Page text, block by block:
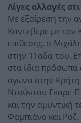
Λίγες αλλαγές
Με εξαίρεση την
Καντεβέρε με τον
επίθεσης, ο
στην 11αδα του.
στα ίδια
αγώνα στην Κρήτη
Ντούντου-Γκαρέ-
και την αμυντική
Φαμπιάνο και Ροζ.